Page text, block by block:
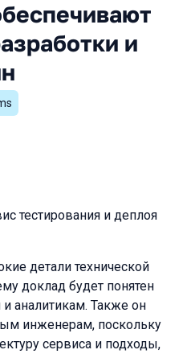
и
тестирования и деплоя
детали технической
доклад будет понятен
аналитикам. Также он
инженерам, поскольку
сервиса и подходы,